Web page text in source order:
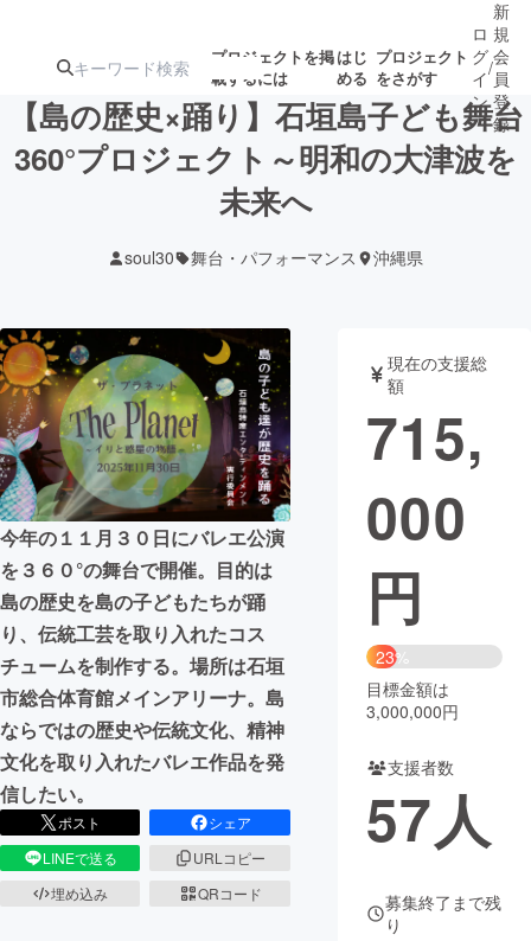
プロジェクトを掲
載するには
はじ
める
プロジェクト
をさがす
注目の新着プロ募集終了が近いプ
テクノロジー・ガジェット
映像・映画 書籍・雑誌
ビジネス・起業 チャレンジ
まちづくり・地域活性化
CAMPFIRE for Social Good
CAMPFIRE Creation
CAMPFIREふるさと納税machi-ya コミュニティ
ロ
グ
イ
ン
/
新
規
会
員
登
録
【島の歴史×踊り】石垣島子ども舞台
360°プロジェクト～明和の大津波を
未来へ
soul30 舞台・パフォーマンス 沖縄県
今年の１１月３０日にバレエ公演
を３６０°の舞台で開催。目的は
島の歴史を島の子どもたちが踊
り、伝統工芸を取り入れたコス
チュームを制作する。場所は石垣
市総合体育館メインアリーナ。島
ならではの歴史や伝統文化、精神
文化を取り入れたバレエ作品を発
信したい。
ポスト
シェア
LINEで送る
URLコピー
埋め込み
QRコード
現在の支援総
額
715,
000
円
23%
目標金額は
3,000,000円
支援者数
57人
募集終了まで残
り